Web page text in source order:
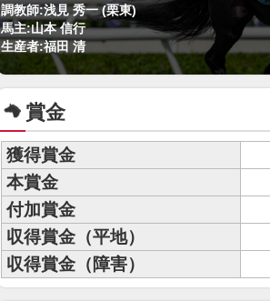
調教師:浅見 秀一 (栗東)
馬主:山本 信行
生産者:福田 清
賞金
獲得賞金
本賞金
付加賞金
収得賞金（平地）
収得賞金（障害）